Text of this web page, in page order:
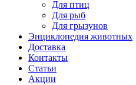
Для птиц
Для рыб
Для грызунов
Энциклопедия животных
Доставка
Контакты
Статьи
Акции